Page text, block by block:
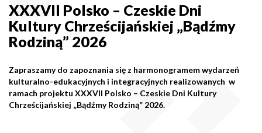
XXXVII Polsko – Czeskie Dni
Kultury Chrześcijańskiej „Bądźmy
Rodziną” 2026
Zapraszamy do zapoznania się z harmonogramem wydarzeń
kulturalno-edukacyjnych i integracyjnych realizowanych w
ramach projektu XXXVII Polsko – Czeskie Dni Kultury
Chrześcijańskiej „Bądźmy Rodziną” 2026.